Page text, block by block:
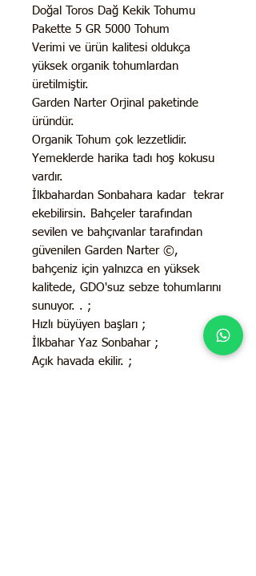
Doğal Toros Dağ Kekik Tohumu
Pakette 5 GR 5000 Tohum
Verimi ve ürün kalitesi oldukça
yüksek organik tohumlardan
üretilmiştir.
Garden Narter Orjinal paketinde
üründür.
Organik Tohum çok lezzetlidir.
Yemeklerde harika tadı hoş kokusu
vardır.
İlkbahardan Sonbahara kadar tekrar
ekebilirsin. Bahçeler tarafından
sevilen ve bahçıvanlar tarafından
güvenilen Garden Narter ©,
bahçeniz için yalnızca en yüksek
kalitede, GDO'suz sebze tohumlarını
sunuyor. . ;
Hızlı büyüyen başları ;
İlkbahar Yaz Sonbahar ;
Açık havada ekilir. ;